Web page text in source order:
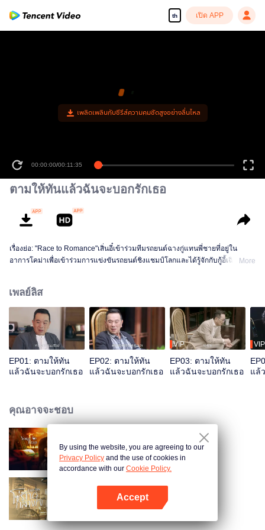
th เปิด APP
เพลิดเพลินกับซีรีส์ความคมชัดสูงอย่างลื่นไหล
00:00:00/00:11:35
ตามให้ทันแล้วฉันจะบอกรักเธอ
เรื่องย่อ: "Race to Romance"เสิ่นอี๋เข้าร่วมทีมรถยนต์ฉางกู่แทนพี่ชายที่อยู่ใน
อาการโคม่าเพื่อเข้าร่วมการแข่งขันรถยนต์ชิงแชมป์โลกและได้รู้จักกับกู้อี้เฉิน
More
เพลย์ลิส
EP01: ตามให้ทัน
แล้วฉันจะบอกรักเธอ
EP02: ตามให้ทัน
แล้วฉันจะบอกรักเธอ
VIP
EP03: ตามให้ทัน
แล้วฉันจะบอกรักเธอ
VIP
แล้
คุณอาจจะชอบ
กับดักรักลวงใจ
โซ่รักกลางใจ (พากย์ไทย)
By using the website, you are agreeing to our
Privacy Policy and the use of cookies in
accordance with our Cookie Policy.
Accept